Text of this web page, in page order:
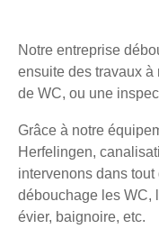
Notre entreprise
ensuite des travaux
de WC, ou une
Grâce à notre
Herfelingen,
intervenons dans
débouchage les WC,
évier, baignoire, etc.